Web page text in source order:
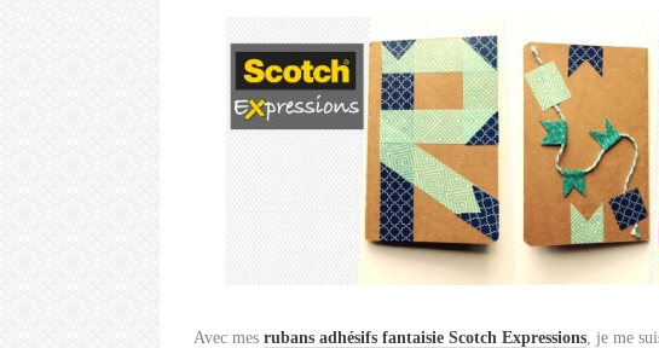
Avec mesrubans adhésifs fantaisie Scotch Expressions, je me